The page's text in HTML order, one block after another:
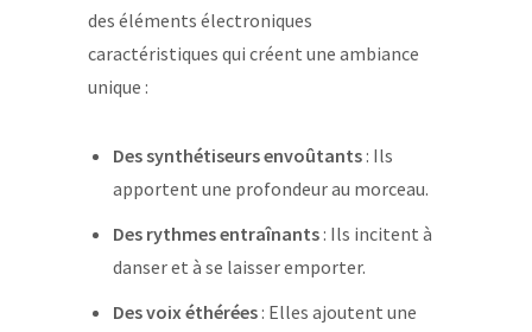
des éléments électroniques
caractéristiques qui créent une ambiance
unique :
Des synthétiseurs envoûtants: Ils
apportent une profondeur au morceau.
Des rythmes entraînants: Ils incitent à
danser et à se laisser emporter.
Des voix éthérées: Elles ajoutent une